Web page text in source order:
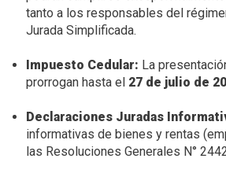
i
p
a
l
tanto a los responsables del
Jurada Simplificada.
Impuesto Cedular: La
prorrogan hasta el 27 de julio de
Declaraciones Juradas
informativas de bienes y rentas
las Resoluciones Generales N°